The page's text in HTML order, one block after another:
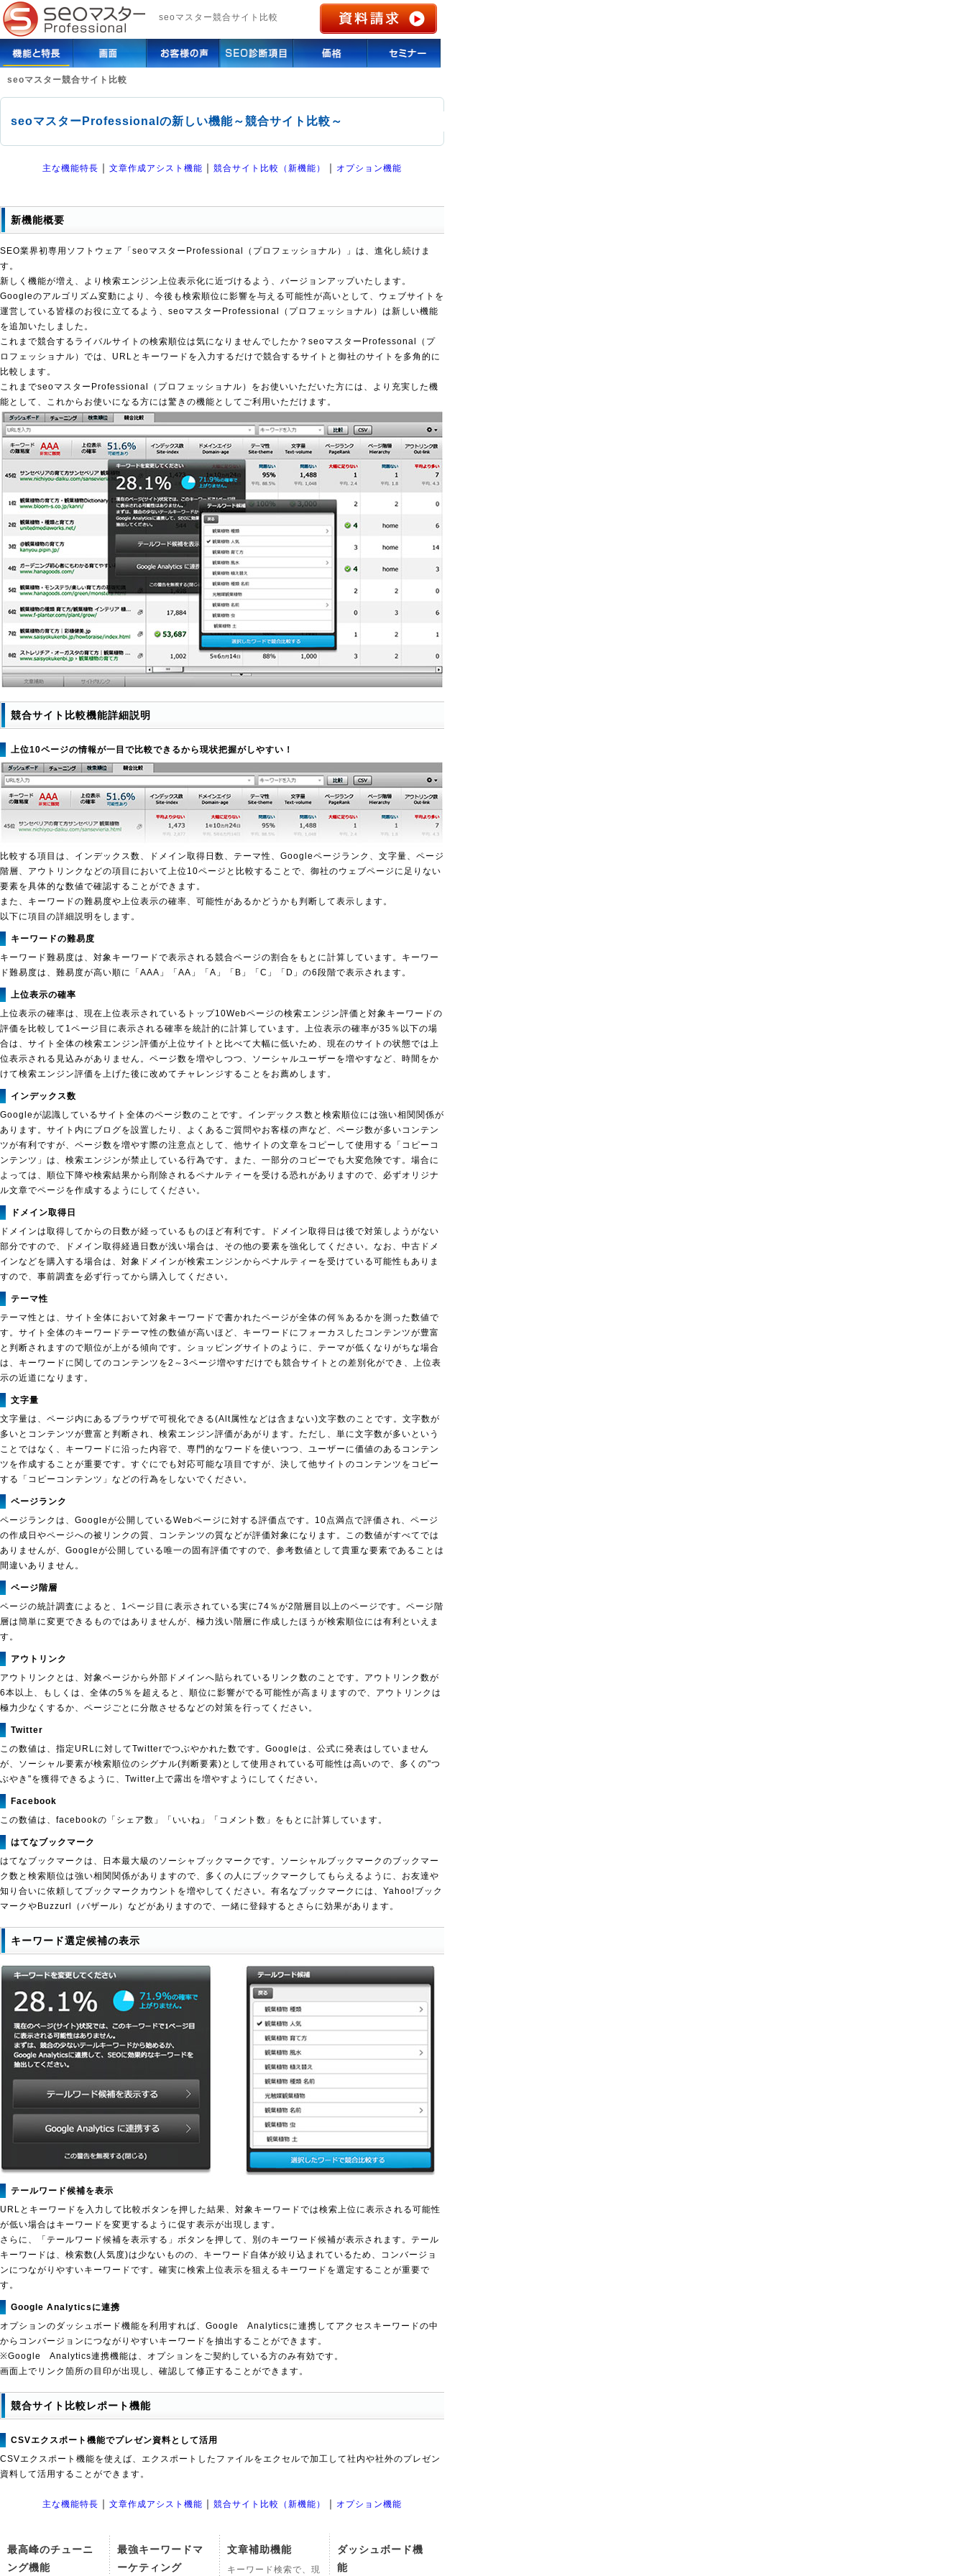
seoマスター競合サイト比較
seoマスター競合サイト比較
seoマスターProfessionalの新しい機能～競合サイト比較～
主な機能特長 ｜ 文章作成アシスト機能 ｜ 競合サイト比較（新機能） ｜ オプション機能
新機能概要
SEO業界初専用ソフトウェア「seoマスターProfessional（プロフェッショナル）」は、進化し続けま
す。
新しく機能が増え、より検索エンジン上位表示化に近づけるよう、バージョンアップいたします。
Googleのアルゴリズム変動により、今後も検索順位に影響を与える可能性が高いとして、ウェブサイトを
運営している皆様のお役に立てるよう、seoマスターProfessional（プロフェッショナル）は新しい機能
を追加いたしました。
これまで競合するライバルサイトの検索順位は気になりませんでしたか？seoマスターProfessonal（プ
ロフェッショナル）では、URLとキーワードを入力するだけで競合するサイトと御社のサイトを多角的に
比較します。
これまでseoマスターProfessional（プロフェッショナル）をお使いいただいた方には、より充実した機
能として、これからお使いになる方には驚きの機能としてご利用いただけます。
競合サイト比較機能詳細説明
上位10ページの情報が一目で比較できるから現状把握がしやすい！
比較する項目は、インデックス数、ドメイン取得日数、テーマ性、Googleページランク、文字量、ページ
階層、アウトリンクなどの項目において上位10ページと比較することで、御社のウェブページに足りない
要素を具体的な数値で確認することができます。
また、キーワードの難易度や上位表示の確率、可能性があるかどうかも判断して表示します。
以下に項目の詳細説明をします。
キーワードの難易度
キーワード難易度は、対象キーワードで表示される競合ページの割合をもとに計算しています。キーワー
ド難易度は、難易度が高い順に「AAA」「AA」「A」「B」「C」「D」の6段階で表示されます。
上位表示の確率
上位表示の確率は、現在上位表示されているトップ10Webページの検索エンジン評価と対象キーワードの
評価を比較して1ページ目に表示される確率を統計的に計算しています。上位表示の確率が35％以下の場
合は、サイト全体の検索エンジン評価が上位サイトと比べて大幅に低いため、現在のサイトの状態では上
位表示される見込みがありません。ページ数を増やしつつ、ソーシャルユーザーを増やすなど、時間をか
けて検索エンジン評価を上げた後に改めてチャレンジすることをお薦めします。
インデックス数
Googleが認識しているサイト全体のページ数のことです。インデックス数と検索順位には強い相関関係が
あります。サイト内にブログを設置したり、よくあるご質問やお客様の声など、ページ数が多いコンテン
ツが有利ですが、ページ数を増やす際の注意点として、他サイトの文章をコピーして使用する「コピーコ
ンテンツ」は、検索エンジンが禁止している行為です。また、一部分のコピーでも大変危険です。場合に
よっては、順位下降や検索結果から削除されるペナルティーを受ける恐れがありますので、必ずオリジナ
ル文章でページを作成するようにしてください。
ドメイン取得日
ドメインは取得してからの日数が経っているものほど有利です。ドメイン取得日は後で対策しようがない
部分ですので、ドメイン取得経過日数が浅い場合は、その他の要素を強化してください。なお、中古ドメ
インなどを購入する場合は、対象ドメインが検索エンジンからペナルティーを受けている可能性もありま
すので、事前調査を必ず行ってから購入してください。
テーマ性
テーマ性とは、サイト全体において対象キーワードで書かれたページが全体の何％あるかを測った数値で
す。サイト全体のキーワードテーマ性の数値が高いほど、キーワードにフォーカスしたコンテンツが豊富
と判断されますので順位が上がる傾向です。ショッピングサイトのように、テーマが低くなりがちな場合
は、キーワードに関してのコンテンツを2～3ページ増やすだけでも競合サイトとの差別化ができ、上位表
示の近道になります。
文字量
文字量は、ページ内にあるブラウザで可視化できる(Alt属性などは含まない)文字数のことです。文字数が
多いとコンテンツが豊富と判断され、検索エンジン評価があがります。ただし、単に文字数が多いという
ことではなく、キーワードに沿った内容で、専門的なワードを使いつつ、ユーザーに価値のあるコンテン
ツを作成することが重要です。すぐにでも対応可能な項目ですが、決して他サイトのコンテンツをコピー
する「コピーコンテンツ」などの行為をしないでください。
ページランク
ページランクは、Googleが公開しているWebページに対する評価点です。10点満点で評価され、ページ
の作成日やページへの被リンクの質、コンテンツの質などが評価対象になります。この数値がすべてでは
ありませんが、Googleが公開している唯一の固有評価ですので、参考数値として貴重な要素であることは
間違いありません。
ページ階層
ページの統計調査によると、1ページ目に表示されている実に74％が2階層目以上のページです。ページ階
層は簡単に変更できるものではありませんが、極力浅い階層に作成したほうが検索順位には有利といえま
す。
アウトリンク
アウトリンクとは、対象ページから外部ドメインへ貼られているリンク数のことです。アウトリンク数が
6本以上、もしくは、全体の5％を超えると、順位に影響がでる可能性が高まりますので、アウトリンクは
極力少なくするか、ページごとに分散させるなどの対策を行ってください。
Twitter
この数値は、指定URLに対してTwitterでつぶやかれた数です。Googleは、公式に発表はしていません
が、ソーシャル要素が検索順位のシグナル(判断要素)として使用されている可能性は高いので、多くの"つ
ぶやき"を獲得できるように、Twitter上で露出を増やすようにしてください。
Facebook
この数値は、facebookの「シェア数」「いいね」「コメント数」をもとに計算しています。
はてなブックマーク
はてなブックマークは、日本最大級のソーシャブックマークです。ソーシャルブックマークのブックマー
ク数と検索順位は強い相関関係がありますので、多くの人にブックマークしてもらえるように、お友達や
知り合いに依頼してブックマークカウントを増やしてください。有名なブックマークには、Yahoo!ブック
マークやBuzzurl（バザール）などがありますので、一緒に登録するとさらに効果があります。
キーワード選定候補の表示
テールワード候補を表示
URLとキーワードを入力して比較ボタンを押した結果、対象キーワードでは検索上位に表示される可能性
が低い場合はキーワードを変更するように促す表示が出現します。
さらに、「テールワード候補を表示する」ボタンを押して、別のキーワード候補が表示されます。テール
キーワードは、検索数(人気度)は少ないものの、キーワード自体が絞り込まれているため、コンバージョ
ンにつながりやすいキーワードです。確実に検索上位表示を狙えるキーワードを選定することが重要で
す。
Google Analyticsに連携
オプションのダッシュボード機能を利用すれば、Google Analyticsに連携してアクセスキーワードの中
からコンバージョンにつながりやすいキーワードを抽出することができます。
※Google Analytics連携機能は、オプションをご契約している方のみ有効です。
画面上でリンク箇所の目印が出現し、確認して修正することができます。
競合サイト比較レポート機能
CSVエクスポート機能でプレゼン資料として活用
CSVエクスポート機能を使えば、エクスポートしたファイルをエクセルで加工して社内や社外のプレゼン
資料して活用することができます。
主な機能特長 ｜ 文章作成アシスト機能 ｜ 競合サイト比較（新機能） ｜ オプション機能
最高峰のチューニ
ング機能
最強キーワードマ
ーケティング
文章補助機能
キーワード検索で、現
ダッシュボード機
能